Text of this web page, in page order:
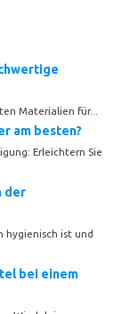
Materialien für...
am besten?
Erleichtern Sie
der
hygienisch ist und
bei einem